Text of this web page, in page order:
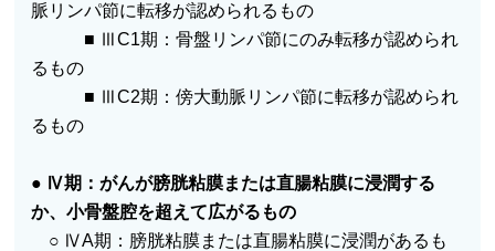
脈リンパ節に転移が認められるもの
■ ⅢC1期：骨盤リンパ節にのみ転移が認められ
るもの
■ ⅢC2期：傍大動脈リンパ節に転移が認められ
るもの
● Ⅳ期：がんが膀胱粘膜または直腸粘膜に浸潤する
か、小骨盤腔を超えて広がるもの
○ ⅣA期：膀胱粘膜または直腸粘膜に浸潤があるも